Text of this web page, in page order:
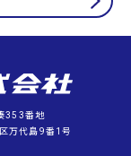
353番地
万代島9番1号